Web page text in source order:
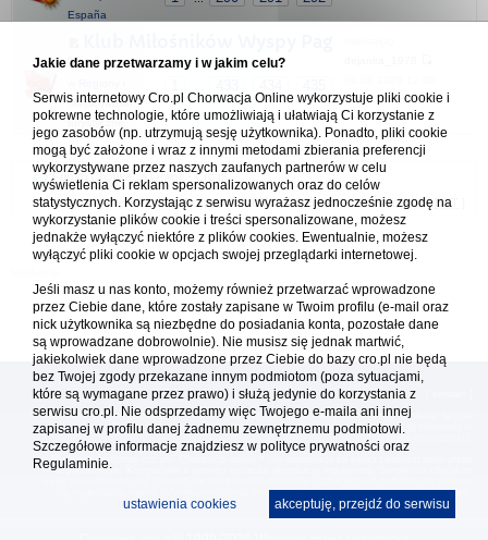
España
miejscowości
turystyczne
Forum Chorwacja Online - Cro.pl
Usuń ciasteczka• Strefa czasowa: UTC + 1 (Polska - czas zimowy) [ DST
[reklama ] [
Platforma cro.pl© Chorwacja online™ wykorzystuje cookies do prawidłowego działania, te pliki
gromadzą na Twoim komputerze dane ułatwiające korzystanie z serwisu; więcej informacji w
Redakcja platformy cro.pl© Chorwacja online™ nie odpowiada za treści zamieszczone przez
użytkowników. Korzystanie z serwisu oznacza akceptację regulaminu. Serwis ma charakter
się organizacją imprez turystycznych oraz nie odpowiada za treść zamieszczonych reklam.
Jakie dane przetwarzamy i w jakim celu?
Serwis internetowy Cro.pl Chorwacja Online wykorzystuje pliki cookie i
pokrewne technologie, które umożliwiają i ułatwiają Ci korzystanie z
jego zasobów (np. utrzymują sesję użytkownika). Ponadto, pliki cookie
mogą być założone i wraz z innymi metodami zbierania preferencji
wykorzystywane przez naszych zaufanych partnerów w celu
wyświetlenia Ci reklam spersonalizowanych oraz do celów
statystycznych. Korzystając z serwisu wyrażasz jednocześnie zgodę na
wykorzystanie plików cookie i treści spersonalizowane, możesz
jednakże wyłączyć niektóre z plików cookies. Ewentualnie, możesz
wyłączyć pliki cookie w opcjach swojej przeglądarki internetowej.
Jeśli masz u nas konto, możemy również przetwarzać wprowadzone
przez Ciebie dane, które zostały zapisane w Twoim profilu (e-mail oraz
nick użytkownika są niezbędne do posiadania konta, pozostałe dane
są wprowadzane dobrowolnie). Nie musisz się jednak martwić,
jakiekolwiek dane wprowadzone przez Ciebie do bazy cro.pl nie będą
bez Twojej zgody przekazane innym podmiotom (poza sytuacjami,
które są wymagane przez prawo) i służą jedynie do korzystania z
serwisu cro.pl. Nie odsprzedamy więc Twojego e-maila ani innej
zapisanej w profilu danej żadnemu zewnętrznemu podmiotowi.
Szczegółowe informacje znajdziesz w polityce prywatności oraz
Regulaminie.
akceptuję, przejdź do serwisu
ustawienia cookies